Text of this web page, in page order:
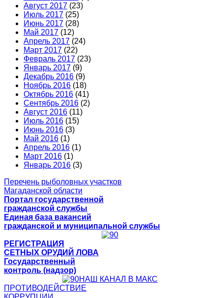
Август 2017 (23)
Июль 2017 (25)
Июнь 2017 (28)
Май 2017 (12)
Апрель 2017 (24)
Март 2017 (22)
Февраль 2017 (23)
Январь 2017 (9)
Декабрь 2016 (9)
Ноябрь 2016 (18)
Октябрь 2016 (41)
Сентябрь 2016 (2)
Август 2016 (11)
Июль 2016 (15)
Июнь 2016 (3)
Май 2016 (1)
Апрель 2016 (1)
Март 2016 (1)
Январь 2016 (3)
Перечень рыболовных участков
Магаданской области
Портал государственной
гражданской службы
Единая база вакансий
гражданской и муниципальной службы
РЕГИСТРАЦИЯ
СЕТНЫХ ОРУДИЙ ЛОВА
Государственный
контроль (надзор)
НАШ КАНАЛ В МАКС
ПРОТИВОДЕЙСТВИЕ